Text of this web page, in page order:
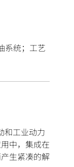
系统；工艺
和工业动力
中，集成在
生紧凑的解